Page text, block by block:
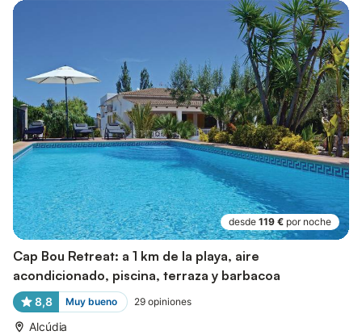
desde 119 € por noche
Cap Bou Retreat: a 1 km de la playa, aire
acondicionado, piscina, terraza y barbacoa
8,8 Muy bueno 29 opiniones
Alcúdia